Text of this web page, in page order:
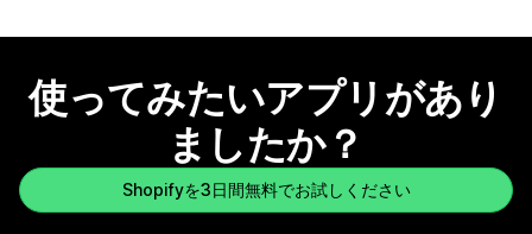
使ってみたいアプリがあり
ましたか？
Shopifyを3日間無料でお試しください